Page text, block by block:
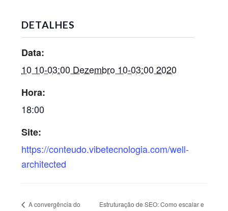
DETALHES
Data:
10 10-03:00 Dezembro 10-03:00 2020
Hora:
18:00
Site:
https://conteudo.vibetecnologia.com/well-
architected
A convergência do
Estruturação de SEO: Como escalar e